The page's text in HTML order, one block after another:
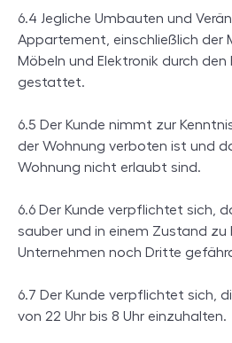
6.4 Jegliche Umbauten und
Appartement, einschließlich der
Möbeln und Elektronik durch den
gestattet.
6.5 Der Kunde nimmt zur
der Wohnung verboten ist und
Wohnung nicht erlaubt sind.
6.6 Der Kunde verpflichtet sich,
sauber und in einem Zustand
Unternehmen noch Dritte
6.7 Der Kunde verpflichtet sich,
von 22 Uhr bis 8 Uhr einzuhalten.